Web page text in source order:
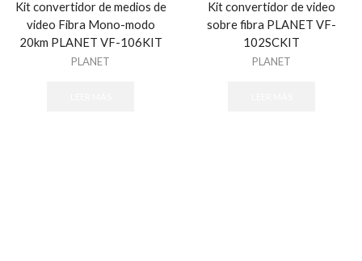
Kit convertidor de medios de
video Fibra Mono-modo
20km PLANET VF-106KIT
PLANET
Kit convertidor de video
sobre fibra PLANET VF-
102SCKIT
PLANET